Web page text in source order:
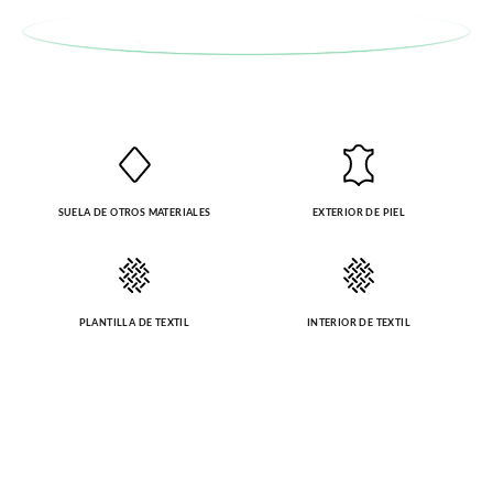
SUELA DE OTROS MATERIALES EXTERIOR DE PIEL
PLANTILLA DE TEXTIL INTERIOR DE TEXTIL